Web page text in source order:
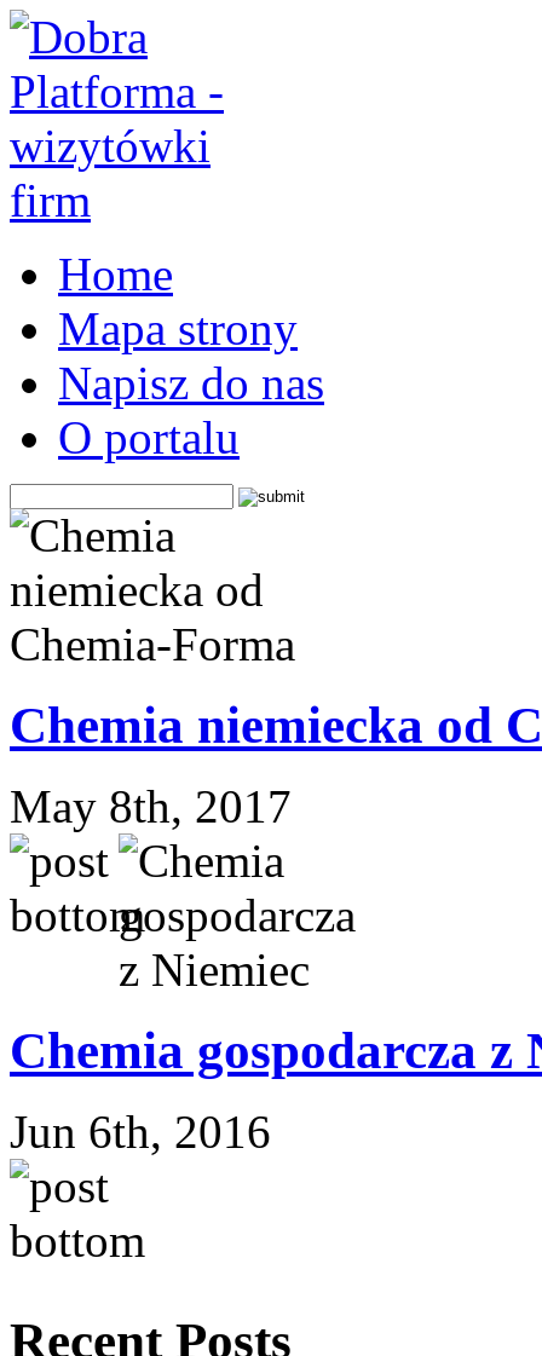
Home
Mapa strony
Napisz do nas
O portalu
Chemia niemiecka od
May 8th, 2017
Chemia gospodarcza z
Jun 6th, 2016
Recent Posts